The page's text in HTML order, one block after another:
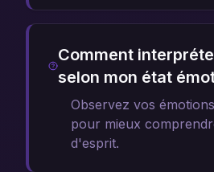
Comment
selon mon état
Observez vos
pour mieux
d'esprit.